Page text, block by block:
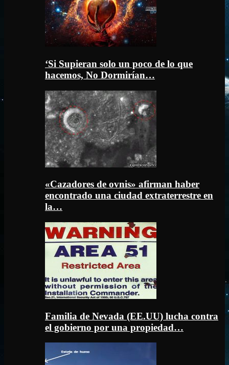
‘Si Supieran solo un poco de lo que
hacemos, No Dormirían…
«Cazadores de ovnis» afirman haber
encontrado una ciudad extraterrestre en
la…
Familia de Nevada (EE.UU) lucha contra
el gobierno por una propiedad…